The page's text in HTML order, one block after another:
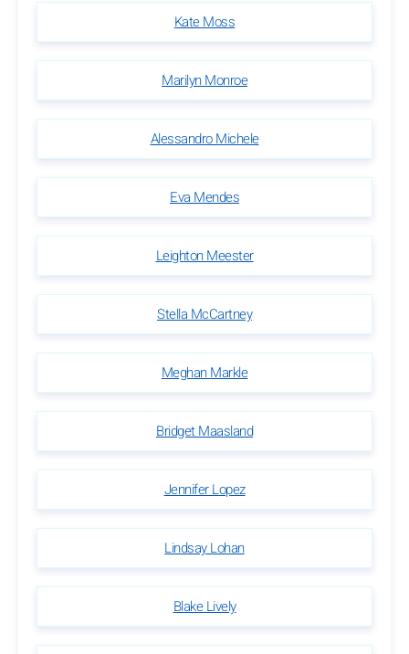
Kate Moss
Marilyn Monroe
Alessandro Michele
Eva Mendes
Leighton Meester
Stella McCartney
Meghan Markle
Bridget Maasland
Jennifer Lopez
Lindsay Lohan
Blake Lively